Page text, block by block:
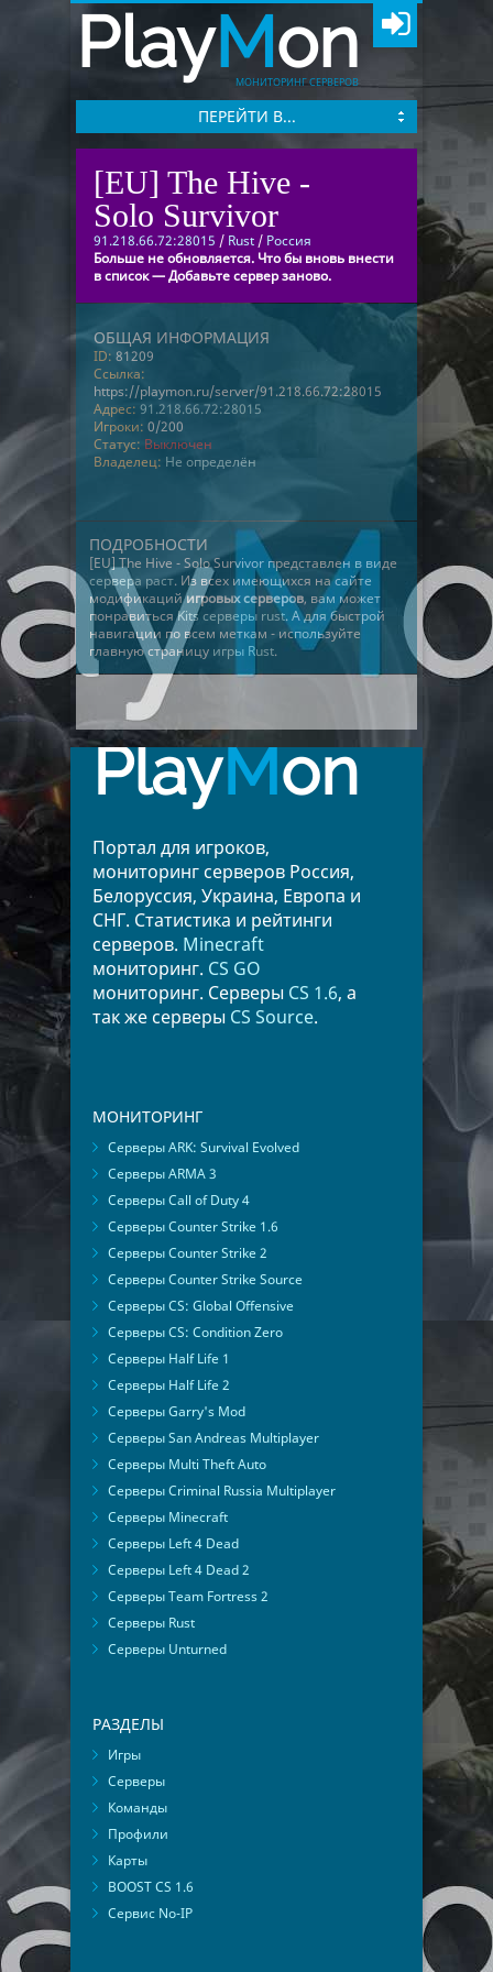
PlayMon
МОНИТОРИНГ СЕРВЕРОВ
ПЕРЕЙТИ В...
[EU] The Hive -
Solo Survivor
91.218.66.72:28015 / Rust / Россия
Больше не обновляется. Что бы вновь внести
в список — Добавьте сервер заново.
ОБЩАЯ ИНФОРМАЦИЯ
ID: 81209
Ссылка:
https://playmon.ru/server/91.218.66.72:28015
Адрес: 91.218.66.72:28015
Игроки: 0/200
Статус: Выключен
Владелец: Не определён
ПОДРОБНОСТИ
[EU] The Hive - Solo Survivor представлен в виде
сервера раст. Из всех имеющихся на сайте
модификацийигровых серверов, вам может
понравитьсяKits серверы rust. А для быстрой
навигации по всем меткам - используйте
главную страницу игры Rust.
PlayMon
Портал для игроков,
мониторинг серверов Россия,
Белоруссия, Украина, Европа и
СНГ. Статистика и рейтинги
серверов. Minecraft
мониторинг. CS GO
мониторинг. Серверы CS 1.6, а
так же серверы CS Source.
МОНИТОРИНГ
Серверы ARK: Survival Evolved
Серверы ARMA 3
Серверы Call of Duty 4
Серверы Counter Strike 1.6
Серверы Counter Strike 2
Серверы Counter Strike Source
Серверы CS: Global Offensive
Серверы CS: Condition Zero
Серверы Half Life 1
Серверы Half Life 2
Серверы Garry's Mod
Серверы San Andreas Multiplayer
Серверы Multi Theft Auto
Серверы Criminal Russia Multiplayer
Серверы Minecraft
Серверы Left 4 Dead
Серверы Left 4 Dead 2
Серверы Team Fortress 2
Серверы Rust
Серверы Unturned
РАЗДЕЛЫ
Игры
Серверы
Команды
Профили
Карты
BOOST CS 1.6
Сервис No-IP